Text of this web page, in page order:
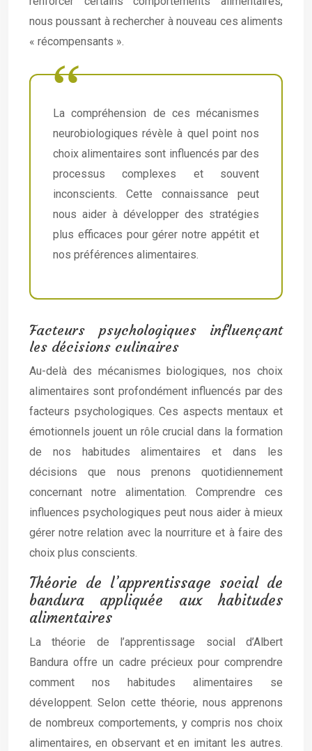
nous poussant à rechercher à nouveau ces aliments
« récompensants ».
La compréhension de ces mécanismes
neurobiologiques révèle à quel point nos
choix alimentaires sont influencés par des
processus complexes et souvent
inconscients. Cette connaissance peut
nous aider à développer des stratégies
plus efficaces pour gérer notre appétit et
nos préférences alimentaires.
Facteurs psychologiques influençant
les décisions culinaires
Au-delà des mécanismes biologiques, nos choix
alimentaires sont profondément influencés par des
facteurs psychologiques. Ces aspects mentaux et
émotionnels jouent un rôle crucial dans la formation
de nos habitudes alimentaires et dans les
décisions que nous prenons quotidiennement
concernant notre alimentation. Comprendre ces
influences psychologiques peut nous aider à mieux
gérer notre relation avec la nourriture et à faire des
choix plus conscients.
Théorie de l’apprentissage social de
bandura appliquée aux habitudes
alimentaires
La théorie de l’apprentissage social d’Albert
Bandura offre un cadre précieux pour comprendre
comment nos habitudes alimentaires se
développent. Selon cette théorie, nous apprenons
de nombreux comportements, y compris nos choix
alimentaires, en observant et en imitant les autres.